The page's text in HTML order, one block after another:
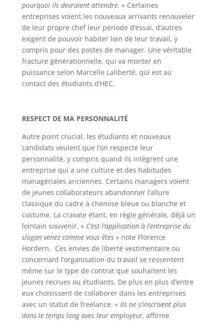
pourquoi ils devraient attendre. » Certaines
entreprises voient les nouveaux arrivants renouveler
de leur propre chef leur période d’essai, d’autres
exigent de pouvoir habiter loin de leur travail, y
compris pour des postes de manager. Une véritable
fracture générationnelle, qui va monter en
puissance selon Marcelle Laliberté, qui est au
contact des étudiants d’HEC.
RESPECT DE MA PERSONNALITÉ
Autre point crucial, les étudiants et nouveaux
candidats veulent que l’on respecte leur
personnalité, y compris quand ils intègrent une
entreprise qui a une culture et des habitudes
managériales anciennes. Certains managers voient
de jeunes collaborateurs abandonner l’allure
classique du cadre à chemise bleue ou blanche et
costume. La cravate étant, en règle générale, déjà un
lointain souvenir. « C’est l’application à l’entreprise du
slogan venez comme vous êtes » note Florence
Hordern. Ces envies de liberté vestimentaire ou
concernant l’organisation du travail se ressentent
même sur le type de contrat que souhaitent les
jeunes recrues ou étudiants. De plus en plus d’entre
eux choisissent de collaborer dans les entreprises
avec un statut de freelance. « Ils ne s’inscrivent plus
dans le temps long avec leur employeur, affirme